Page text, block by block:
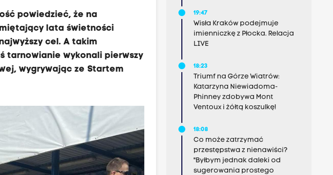
powiedzieć, że na
lata świetności
cel. A takim
tarnowianie wykonali pierwszy
wygrywając ze Startem
19:47
Wisła Kraków podejmuje
imienniczkę z Płocka. Relacja
LIVE
18:23
Triumf na Górze Wiatrów:
Katarzyna Niewiadoma-
Phinney zdobywa Mont
Ventoux i żółtą koszulkę!
18:08
Co może zatrzymać
przestępstwa z nienawiści?
"Byłbym jednak daleki od
sugerowania prostego